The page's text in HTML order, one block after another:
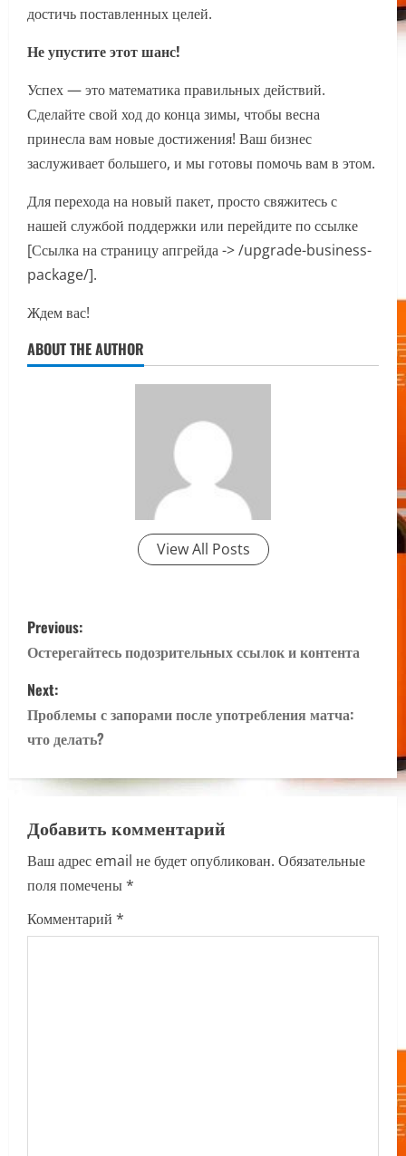
достичь поставленных целей.
Не упустите этот шанс!
Успех — это математика правильных действий.
Сделайте свой ход до конца зимы, чтобы весна
принесла вам новые достижения! Ваш бизнес
заслуживает большего, и мы готовы помочь вам в этом.
Для перехода на новый пакет, просто свяжитесь с
нашей службой поддержки или перейдите по ссылке
[Ссылка на страницу апгрейда -> /upgrade-business-
package/].
Ждем вас!
ABOUT THE AUTHOR
View All Posts
P
o
s
t
n
v
i
g
Previous:
Остерегайтесь подозрительных ссылок и контента
Next:
Проблемы с запорами после употребления матча:
что делать?
Добавить комментарий
Ваш адрес email не будет опубликован. Обязательные
поля помечены*
Комментарий *